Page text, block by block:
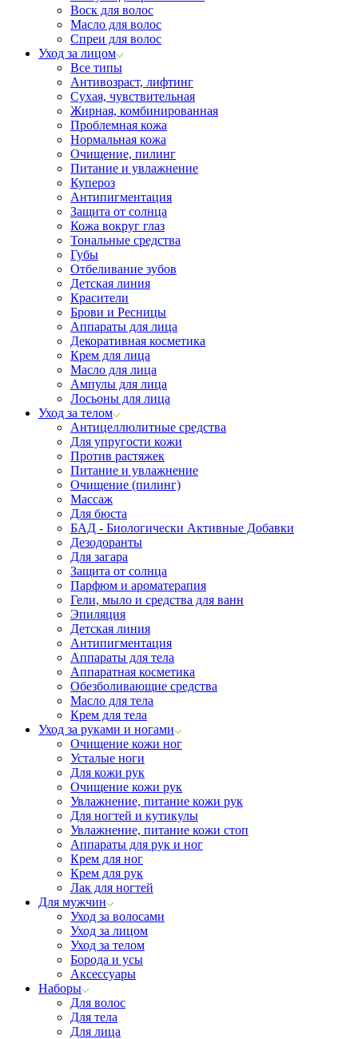
Воск для волос
Масло для волос
Спреи для волос
Уход за лицом
Все типы
Антивозраст, лифтинг
Сухая, чувствительная
Жирная, комбинированная
Проблемная кожа
Нормальная кожа
Очищение, пилинг
Питание и увлажнение
Купероз
Антипигментация
Защита от солнца
Кожа вокруг глаз
Тональные средства
Губы
Отбеливание зубов
Детская линия
Красители
Брови и Ресницы
Аппараты для лица
Декоративная косметика
Крем для лица
Масло для лица
Ампулы для лица
Лосьоны для лица
Уход за телом
Антицеллюлитные средства
Для упругости кожи
Против растяжек
Питание и увлажнение
Очищение (пилинг)
Массаж
Для бюста
БАД - Биологически Активные Добавки
Дезодоранты
Для загара
Защита от солнца
Парфюм и ароматерапия
Гели, мыло и средства для ванн
Эпиляция
Детская линия
Антипигментация
Аппараты для тела
Аппаратная косметика
Обезболивающие средства
Масло для тела
Крем для тела
Уход за руками и ногами
Очищение кожи ног
Усталые ноги
Для кожи рук
Очищение кожи рук
Увлажнение, питание кожи рук
Для ногтей и кутикулы
Увлажнение, питание кожи стоп
Аппараты для рук и ног
Крем для ног
Крем для рук
Лак для ногтей
Для мужчин
Уход за волосами
Уход за лицом
Уход за телом
Борода и усы
Аксессуары
Наборы
Для волос
Для тела
Для лица